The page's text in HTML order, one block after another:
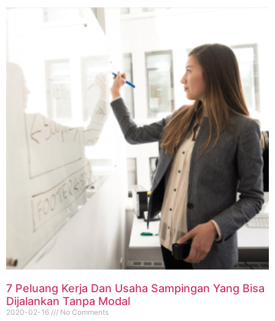
7 Peluang Kerja Dan Usaha Sampingan Yang Bisa
Dijalankan Tanpa Modal
2020-02-16 No Comments